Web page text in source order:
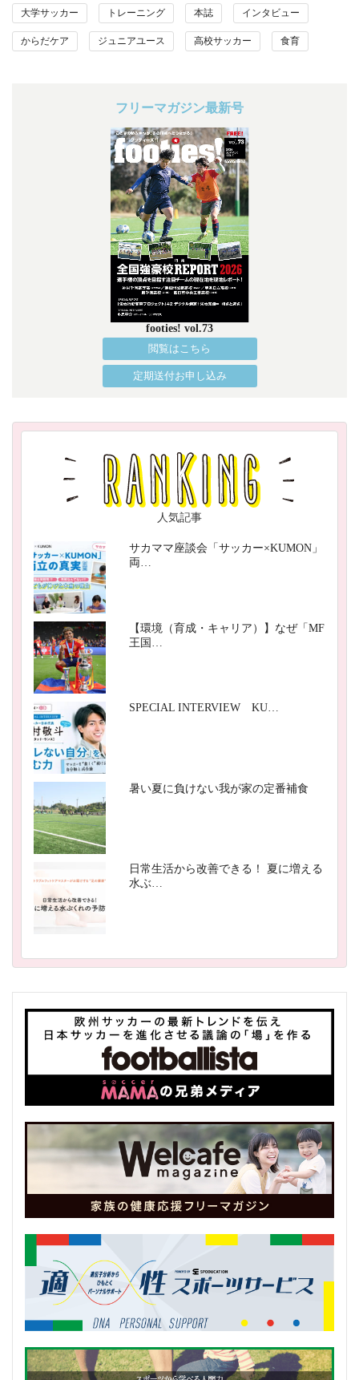
大学サッカー トレーニング 本誌 インタビュー
からだケア ジュニアユース 高校サッカー 食育
フリーマガジン最新号
footies! vol.73
閲覧はこちら
定期送付お申し込み
人気記事
サカママ座談会「サッカー×KUMON」
両…
【環境（育成・キャリア）】なぜ「MF
王国…
SPECIAL INTERVIEW KU…
暑い夏に負けない我が家の定番補食
日常生活から改善できる！ 夏に増える
水ぶ…